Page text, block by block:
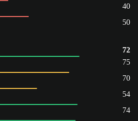
40
50
72
75
70
54
74